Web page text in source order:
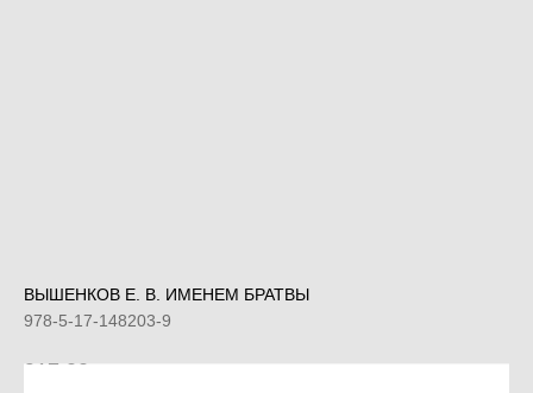
ВЫШЕНКОВ Е. В. ИМЕНЕМ БРАТВЫ
978-5-17-148203-9
917,00 р.